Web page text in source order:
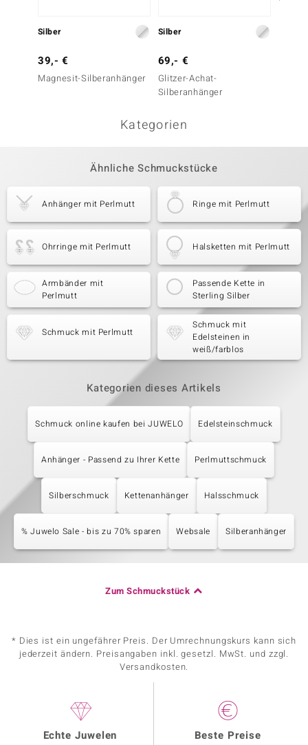
Silber
39,- €
Magnesit-Silberanhänger
Silber
69,- €
Glitzer-Achat-
Silberanhänger
Kategorien
Ähnliche Schmuckstücke
Anhänger mit Perlmutt Ringe mit Perlmutt
Ohrringe mit Perlmutt Halsketten mit Perlmutt
Armbänder mit
Perlmutt
Passende Kette in
Sterling Silber
Schmuck mit Perlmutt
Schmuck mit
Edelsteinen in
weiß/farblos
Kategorien dieses Artikels
Schmuck online kaufen bei JUWELO Edelsteinschmuck
Anhänger - Passend zu Ihrer Kette Perlmuttschmuck
Silberschmuck Kettenanhänger Halsschmuck
% Juwelo Sale - bis zu 70% sparen Websale Silberanhänger
Zum Schmuckstück
* Dies ist ein ungefährer Preis. Der Umrechnungskurs kann sich
jederzeit ändern. Preisangaben inkl. gesetzl. MwSt. und zzgl.
Versandkosten.
Echte Juwelen Beste Preise